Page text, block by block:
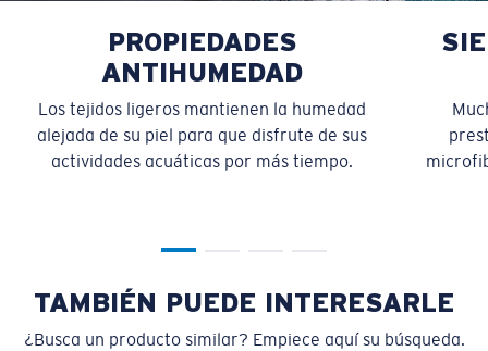
PROPIEDADES
ANTIHUMEDAD
Los tejidos ligeros mantienen la humedad
alejada de su piel para que disfrute de sus
actividades acuáticas por más tiempo.
TAMBIÉN PUEDE INTERESARLE
¿Busca un producto similar? Empiece aquí su búsqueda.